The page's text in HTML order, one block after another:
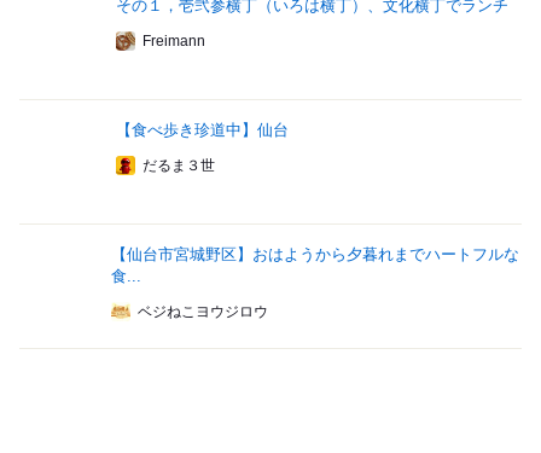
その１，壱弐参横丁（いろは横丁）、文化横丁でランチ
Freimann
【食べ歩き珍道中】仙台
だるま３世
【仙台市宮城野区】おはようから夕暮れまでハートフルな
食...
ベジねこヨウジロウ